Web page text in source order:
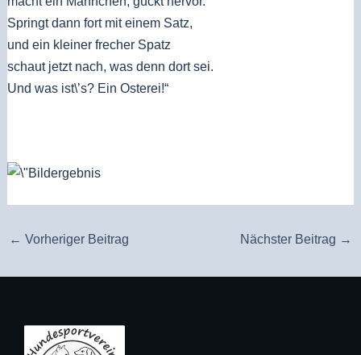
Springt dann fort mit einem Satz,
und ein kleiner frecher Spatz
schaut jetzt nach, was denn dort sei.
Und was ist\’s? Ein Osterei!“
← Vorheriger Beitrag Nächster Beitrag →